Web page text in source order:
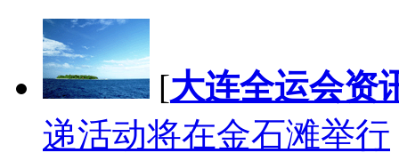
[大连全运会资
递活动将在金石滩举行